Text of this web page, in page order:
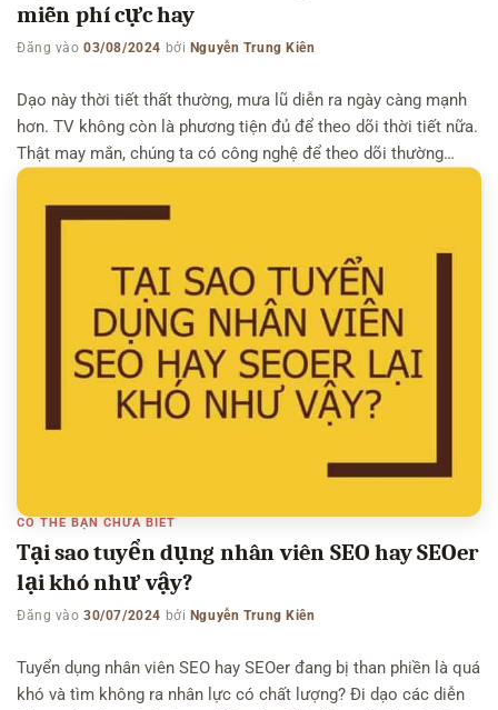
miễn phí cực hay
Đăng vào03/08/2024 bởi Nguyễn Trung Kiên
Dạo này thời tiết thất thường, mưa lũ diễn ra ngày càng mạnh
hơn. TV không còn là phương tiện đủ để theo dõi thời tiết nữa.
Thật may mắn, chúng ta có công nghệ để theo dõi thường
xuyên thời tiết trên những trang web cập nhật thời tiết theo
thời gian thực. Và […]
CÓ THỂ BẠN CHƯA BIẾT
Tại sao tuyển dụng nhân viên SEO hay SEOer
lại khó như vậy?
Đăng vào30/07/2024 bởi Nguyễn Trung Kiên
Tuyển dụng nhân viên SEO hay SEOer đang bị than phiền là quá
khó và tìm không ra nhân lực có chất lượng? Đi dạo các diễn